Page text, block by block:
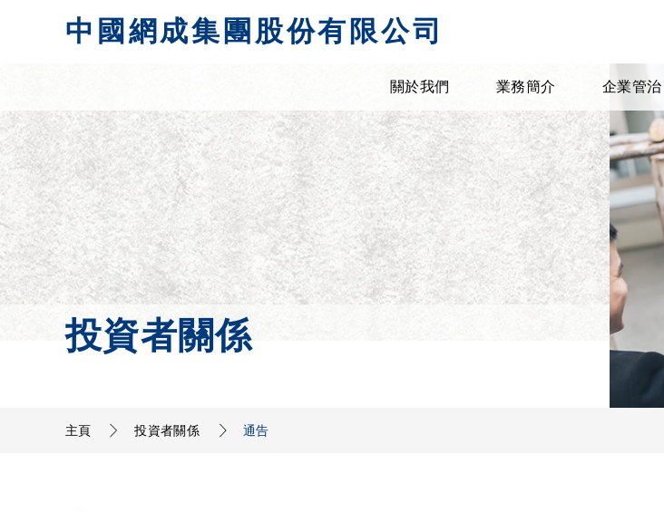
中國網成集團股份有限公司
關於我們 業務簡介 企業管治
投資者關係
主頁 投資者關係 通告